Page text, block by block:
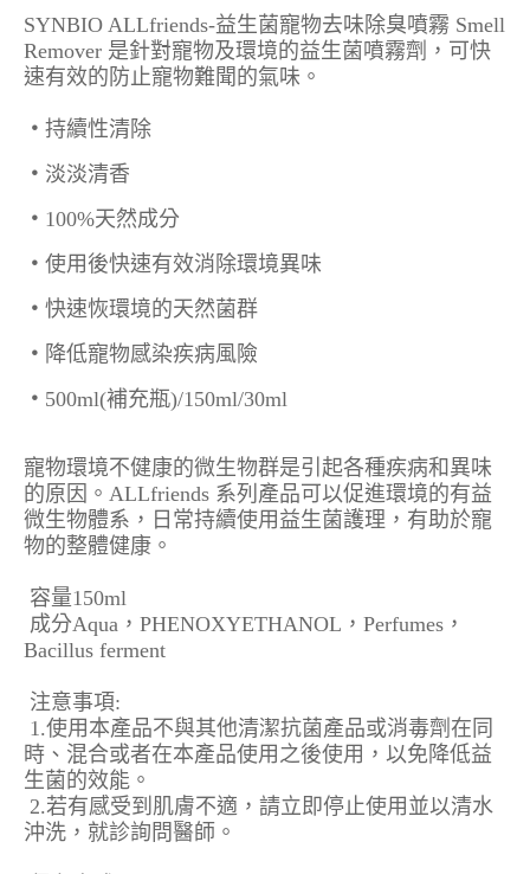
SYNBIO ALLfriends-益生菌寵物去味除臭噴霧 Smell
Remover 是針對寵物及環境的益生菌噴霧劑，可快
速有效的防止寵物難聞的氣味。
‧ 持續性清除
‧ 淡淡清香
‧ 100%天然成分
‧ 使用後快速有效消除環境異味
‧ 快速恢環境的天然菌群
‧ 降低寵物感染疾病風險
‧ 500ml(補充瓶)/150ml/30ml
寵物環境不健康的微生物群是引起各種疾病和異味
的原因。ALLfriends 系列產品可以促進環境的有益
微生物體系，日常持續使用益生菌護理，有助於寵
物的整體健康。
容量150ml
成分Aqua，PHENOXYETHANOL，Perfumes，
Bacillus ferment
注意事項:
1.使用本產品不與其他清潔抗菌產品或消毒劑在同
時、混合或者在本產品使用之後使用，以免降低益
生菌的效能。
2.若有感受到肌膚不適，請立即停止使用並以清水
沖洗，就診詢問醫師。